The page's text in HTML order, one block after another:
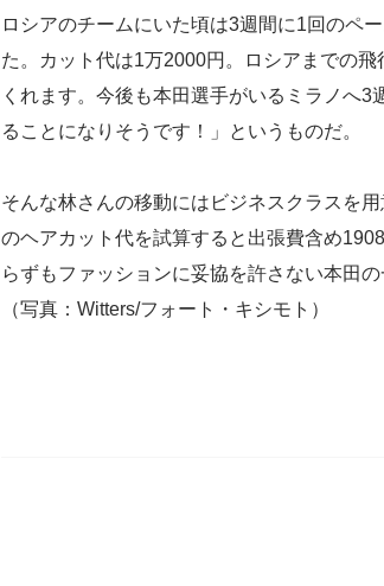
ロシアのチームにいた頃は3週間に1回のペ
た。カット代は1万2000円。ロシアまでの
くれます。今後も本田選手がいるミラノへ
ることになりそうです！」というものだ。
そんな林さんの移動にはビジネスクラスを
のヘアカット代を試算すると出張費含め
らずもファッションに妥協を許さない本田
（写真：Witters/フォート・キシモト）